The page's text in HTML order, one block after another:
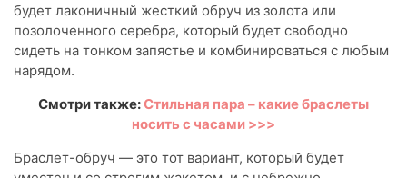
будет лаконичный жесткий обруч из золота или
позолоченного серебра, который будет свободно
сидеть на тонком запястье и комбинироваться с любым
нарядом.
Смотри также:Стильная пара – какие браслеты
носить с часами >>>
Браслет-обруч — это тот вариант, который будет